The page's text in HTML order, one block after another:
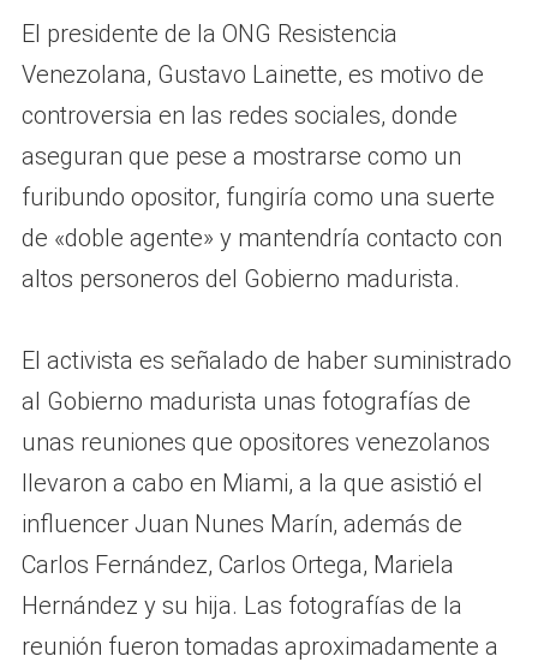
El presidente de la ONG Resistencia
Venezolana, Gustavo Lainette, es motivo de
controversia en las redes sociales, donde
aseguran que pese a mostrarse como un
furibundo opositor, fungiría como una suerte
de «doble agente» y mantendría contacto con
altos personeros del Gobierno madurista.
El activista es señalado de haber suministrado
al Gobierno madurista unas fotografías de
unas reuniones que opositores venezolanos
llevaron a cabo en Miami, a la que asistió el
influencer Juan Nunes Marín, además de
Carlos Fernández, Carlos Ortega, Mariela
Hernández y su hija. Las fotografías de la
reunión fueron tomadas aproximadamente a